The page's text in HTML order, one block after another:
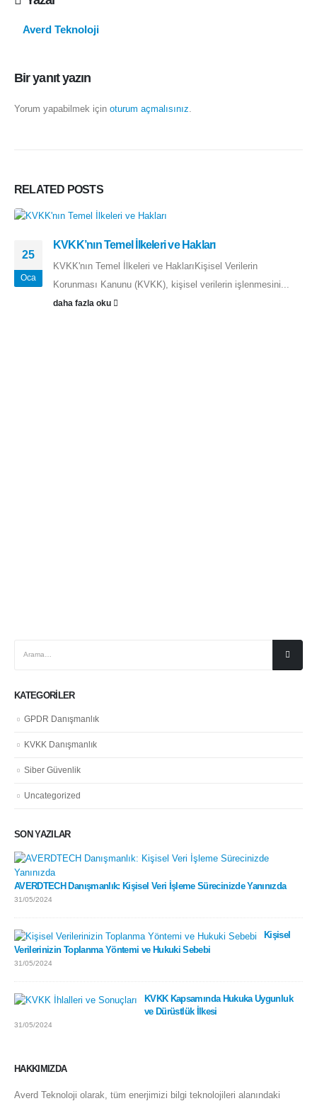
Averd Teknoloji
Bir yanıt yazın
Yorum yapabilmek için oturum açmalısınız
RELATED POSTS
25
Oca
KVKK’nın Temel İlkeleri ve Hakları
KVKK'nın Temel İlkeleri ve HaklarıKişisel Verilerin
Korunması Kanunu (KVKK), kişisel verilerin işlenmesini...
daha fazla oku
KATEGORILER
GPDR Danışmanlık
KVKK Danışmanlık
Siber Güvenlik
Uncategorized
SON YAZILAR
AVERDTECH Danışmanlık: Kişisel Veri İşleme Sürecinizde Yanınızda
31/05/2024
Kişisel
Verilerinizin Toplanma Yöntemi ve Hukuki Sebebi
31/05/2024
KVKK Kapsamında Hukuka Uygunluk
ve Dürüstlük İlkesi
31/05/2024
HAKKIMIZDA
Averd Teknoloji olarak, tüm enerjimizi bilgi teknolojileri alanındaki